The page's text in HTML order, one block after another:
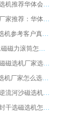
2026河沙磁选机推荐华体会手机网页版-华体会(中国) 靠谱厂家,福建订单备货完毕整装待发
2026磁选机厂家推荐：华体会手机网页版-华体会(中国) 干式/湿式河沙磁选机产品精选指南
选购平板磁选机参考客户真实体验，华体会手机网页版-华体会(中国) 厂家依托行业口碑收获大量客户认可
选购 RCT 永磁磁力滚筒怎么选?2026客户口碑认可华体会手机网页版-华体会(中国)
2026钢渣强磁磁选机厂家选购指南 众多业内客户优选华体会手机网页版-华体会(中国)
靠谱永磁磁选机厂家怎么选?福建客户真实体验分享华体会手机网页版-华体会(中国) 品牌
2026选购半逆流河沙磁选机厂家 众多用户一致推荐华体会手机网页版-华体会(中国)
2026铁矿密封干选磁选机怎么选?华体会手机网页版-华体会(中国) 厂家客户实操心得分享